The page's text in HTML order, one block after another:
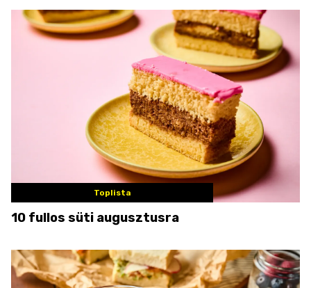
Toplista
10 fullos süti augusztusra